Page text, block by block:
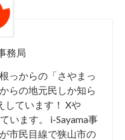
務局
っからの「さやまっ
らの地元民しか知ら
しています！ Xや
います。 i-Sayama事
市民目線で狭山市の